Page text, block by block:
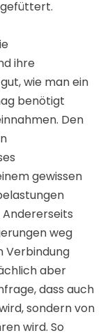
aber
sondern von
wird. So
so
die
der nächsten
Damit ist
Tatsache, dass
Ihnen das
macht alles
es gut für alle.
die von der